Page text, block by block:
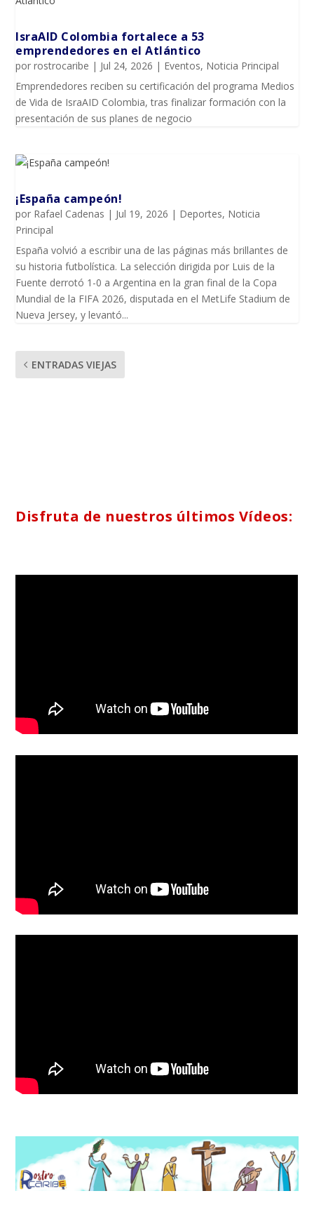
IsraAID Colombia fortalece a 53
emprendedores en el Atlántico
porrostrocaribe | Jul 24, 2026 | Eventos, Noticia Principal
Emprendedores reciben su certificación del programa Medios
de Vida de IsraAID Colombia, tras finalizar formación con la
presentación de sus planes de negocio
¡España campeón!
por Rafael Cadenas | Jul 19, 2026 | Deportes, Noticia
Principal
España volvió a escribir una de las páginas más brillantes de
su historia futbolística. La selección dirigida por Luis de la
Fuente derrotó 1-0 a Argentina en la gran final de la Copa
Mundial de la FIFA 2026, disputada en el MetLife Stadium de
Nueva Jersey, y levantó...
ENTRADAS VIEJAS
Disfruta de nuestros últimos Vídeos: